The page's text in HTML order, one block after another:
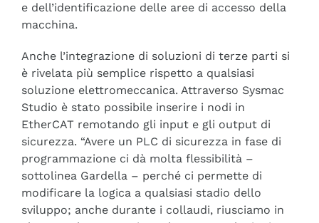
e dell’identificazione delle aree di accesso della
macchina.
Anche l’integrazione di soluzioni di terze parti si
è rivelata più semplice rispetto a qualsiasi
soluzione elettromeccanica. Attraverso Sysmac
Studio è stato possibile inserire i nodi in
EtherCAT remotando gli input e gli output di
sicurezza. “Avere un PLC di sicurezza in fase di
programmazione ci dà molta flessibilità –
sottolinea Gardella – perché ci permette di
modificare la logica a qualsiasi stadio dello
sviluppo; anche durante i collaudi, riusciamo in